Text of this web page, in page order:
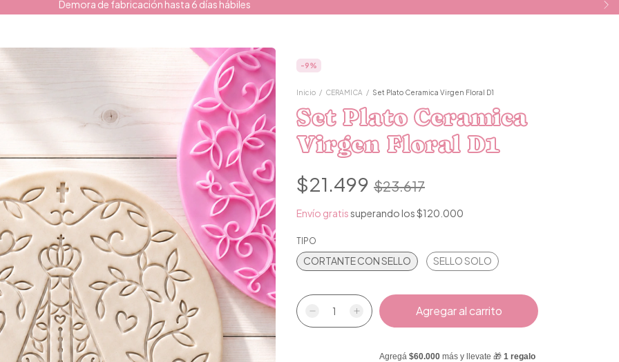
Demora de fabricación hasta 6 días hábiles
-9%
Inicio / CERAMICA / Set Plato Ceramica Virgen Floral D1
Set Plato Ceramica
Virgen Floral D1
$21.499 $23.617
Envío gratissuperando los$120.000
TIPO
CORTANTE CON SELLO SELLO SOLO
Agregá $60.000 más y llevate 🎁 1 regalo